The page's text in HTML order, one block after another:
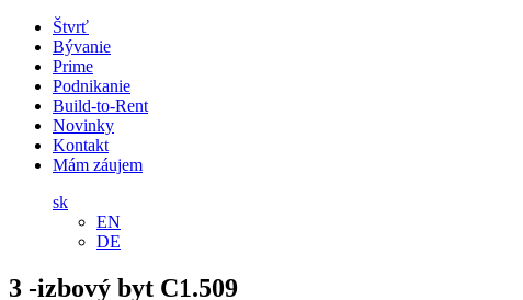
Štvrť
Bývanie
Prime
Podnikanie
Build-to-Rent
Novinky
Kontakt
Mám záujem
sk
EN
DE
3 -izbový byt C1.509